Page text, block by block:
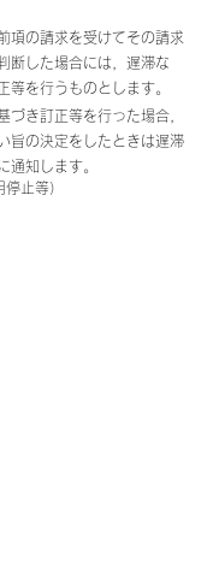
項の請求を受けてその請求
断した場合には，遅滞な
等を行うものとします。
づき訂正等を行った場合，
旨の決定をしたときは遅滞
通知します。
止等）